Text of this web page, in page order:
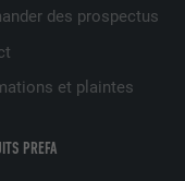
PREFA
des prospectus
et plaintes
choisie par
Internet.